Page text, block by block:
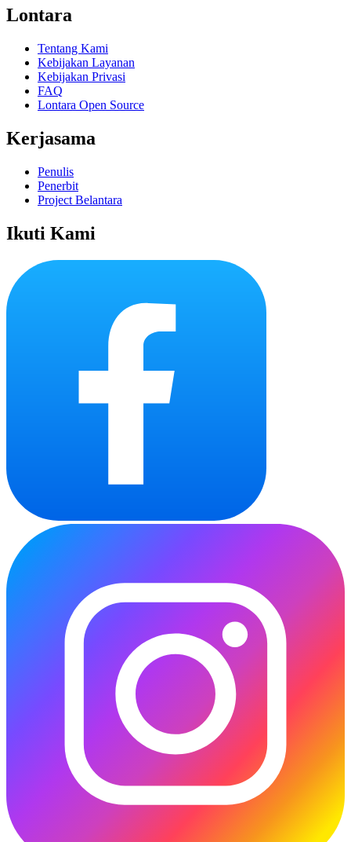
Lontara
Tentang Kami
Kebijakan Layanan
Kebijakan Privasi
FAQ
Lontara Open Source
Kerjasama
Penulis
Penerbit
Project Belantara
Ikuti Kami